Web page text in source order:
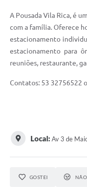
Sobre Capão do Leão
Contratos/Atas de
Ouvidoria
Notícias
Serviços Online
Transparência
A Pousada Vila Rica, é
com a família. Oferece
estacionamento
estacionamento para
reuniões, restaurante,
Contatos: 53 32756522
Local:Av 3 de
GOSTEI